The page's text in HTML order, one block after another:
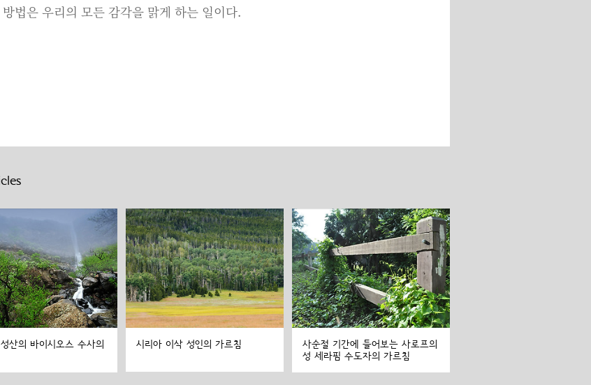
법은 우리의 모든 감각을 맑게 하는 일이다.
산의 바이시오스 수사의
시리아 이삭 성인의 가르침
사순절 기간에 들어보는 사로프의
성 세라핌 수도자의 가르침